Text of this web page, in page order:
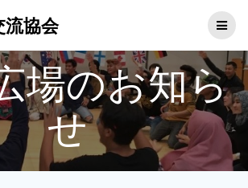
ン
ツ
へ
ス
キ
ッ
プ
流協会
場のお知ら
せ